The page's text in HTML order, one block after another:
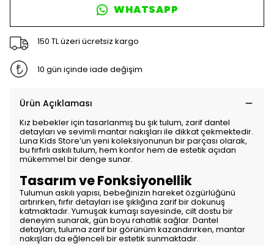
WHATSAPP
150 TL üzeri ücretsiz kargo
10 gün içinde iade değişim
Ürün Açıklaması
Kız bebekler için tasarlanmış bu şık tulum, zarif dantel
detayları ve sevimli mantar nakışları ile dikkat çekmektedir.
Luna Kids Store’un yeni koleksiyonunun bir parçası olarak,
bu fırfırlı askılı tulum, hem konfor hem de estetik açıdan
mükemmel bir denge sunar.
Tasarım ve Fonksiyonellik
Tulumun askılı yapısı, bebeğinizin hareket özgürlüğünü
artırırken, fırfır detayları ise şıklığına zarif bir dokunuş
katmaktadır. Yumuşak kumaşı sayesinde, cilt dostu bir
deneyim sunarak, gün boyu rahatlık sağlar. Dantel
detayları, tuluma zarif bir görünüm kazandırırken, mantar
nakışları da eğlenceli bir estetik sunmaktadır.